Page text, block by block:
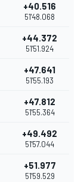
+40.516
51'48.068
+44.372
51'51.924
+47.641
51'55.193
+47.812
51'55.364
+49.492
51'57.044
+51.977
51'59.529